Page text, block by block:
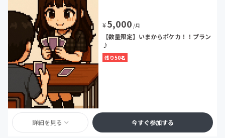
¥5,000 /月
【数量限定】いまからポケカ！！プラン
♪
残り50名
詳細を見る 今すぐ参加する